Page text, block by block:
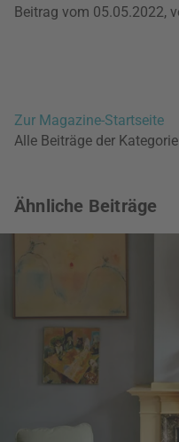
Beitrag vom 05.05.2022,
Zur Magazine-Startseite
Alle Beiträge der Kategorie
Ähnliche Beiträge